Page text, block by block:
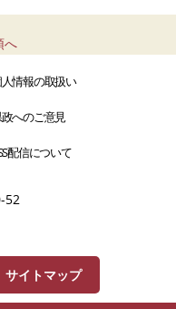
へ
情報の取扱い
へのご意見
配信について
52
サイトマップ